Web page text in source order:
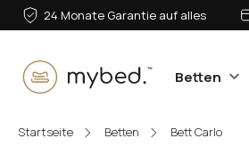
24 Monate Garantie auf alles
Betten
Startseite Betten Bett Carlo